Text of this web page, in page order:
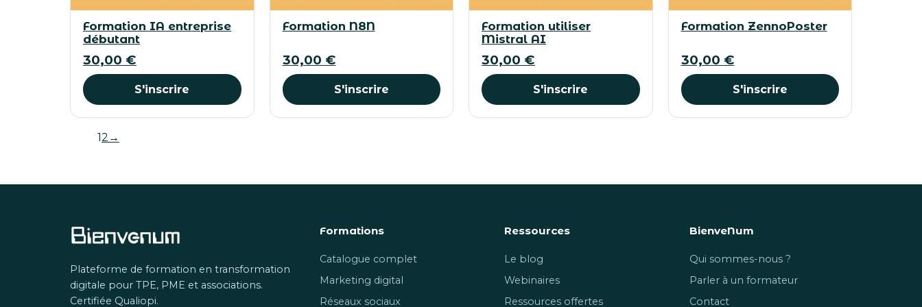
Formation IA entreprise
débutant
30,00 €
S'inscrire
Formation N8N
30,00 €
S'inscrire
Formation utiliser
Mistral AI
30,00 €
S'inscrire
Formation ZennoPoster
30,00 €
S'inscrire
12 →
Plateforme de formation en transformation
digitale pour TPE, PME et associations.
Certifiée Qualiopi.
Formations
Catalogue complet
Marketing digital
Réseaux sociaux
Ressources
Le blog
Webinaires
Ressources offertes
BienveNum
Qui sommes-nous ?
Parler à un formateur
Contact